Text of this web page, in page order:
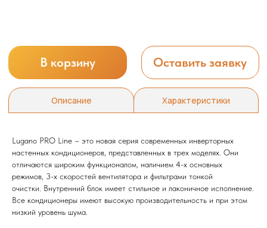
Lugano PRO Line – это новая серия современных инверторных
настенных кондиционеров, представленных в трех моделях. Они
отличаются широким функционалом, наличием 4-х основных
режимов, 3-х скоростей вентилятора и фильтрами тонкой
очистки. Внутренний блок имеет стильное и лаконичное исполнение.
Все кондиционеры имеют высокую производительность и при этом
низкий уровень шума.